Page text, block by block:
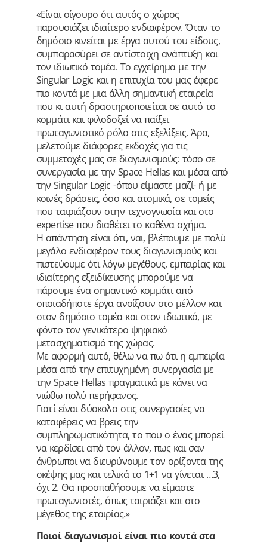
«Είναι σίγουρο ότι αυτός ο χώρος
παρουσιάζει ιδιαίτερο ενδιαφέρον. Όταν το
δημόσιο κινείται με έργα αυτού του είδους,
συμπαρασύρει σε αντίστοιχη ανάπτυξη και
τον ιδιωτικό τομέα. Το εγχείρημα με την
Singular Logic και η επιτυχία του μας έφερε
πιο κοντά με μια άλλη σημαντική εταιρεία
που κι αυτή δραστηριοποιείται σε αυτό το
κομμάτι και φιλοδοξεί να παίξει
πρωταγωνιστικό ρόλο στις εξελίξεις. Άρα,
μελετούμε διάφορες εκδοχές για τις
συμμετοχές μας σε διαγωνισμούς: τόσο σε
συνεργασία με την Space Hellas και μέσα από
την Singular Logic -όπου είμαστε μαζί- ή με
κοινές δράσεις, όσο και ατομικά, σε τομείς
που ταιριάζουν στην τεχνογνωσία και στο
expertise που διαθέτει το καθένα σχήμα.
Η απάντηση είναι ότι, ναι, βλέπουμε με πολύ
μεγάλο ενδιαφέρον τους διαγωνισμούς και
πιστεύουμε ότι λόγω μεγέθους, εμπειρίας και
ιδιαίτερης εξειδίκευσης μπορούμε να
πάρουμε ένα σημαντικό κομμάτι από
οποιαδήποτε έργα ανοίξουν στο μέλλον και
στον δημόσιο τομέα και στον ιδιωτικό, με
φόντο τον γενικότερο ψηφιακό
μετασχηματισμό της χώρας.
Με αφορμή αυτό, θέλω να πω ότι η εμπειρία
μέσα από την επιτυχημένη συνεργασία με
την Space Hellas πραγματικά με κάνει να
νιώθω πολύ περήφανος.
Γιατί είναι δύσκολο στις συνεργασίες να
καταφέρεις να βρεις την
συμπληρωματικότητα, το που ο ένας μπορεί
να κερδίσει από τον άλλον, πως και σαν
άνθρωποι να διευρύνουμε τον ορίζοντα της
σκέψης μας και τελικά το 1+1 να γίνεται …3,
όχι 2. Θα προσπαθήσουμε να είμαστε
πρωταγωνιστές, όπως ταιριάζει και στο
μέγεθος της εταιρίας.»
Ποιοί διαγωνισμοί είναι πιο κοντά στα